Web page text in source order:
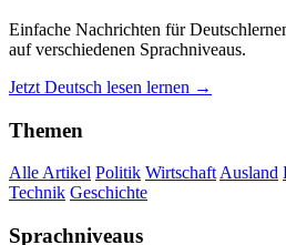
Einfache Nachrichten für
auf verschiedenen Sprachniveaus.
Jetzt Deutsch lesen lernen →
Themen
Alle Artikel Politik WirtschaftAusland
Technik Geschichte
Sprachniveaus